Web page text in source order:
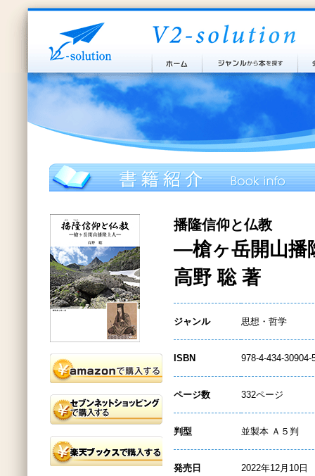
播隆信仰と仏教
―槍ヶ岳開山播
高野 聡 著
ジャンル 思想・哲学
ISBN 978-4-434-30904-
ページ数 332ページ
判型 並製本 Ａ５判
発売日 2022年12月10日